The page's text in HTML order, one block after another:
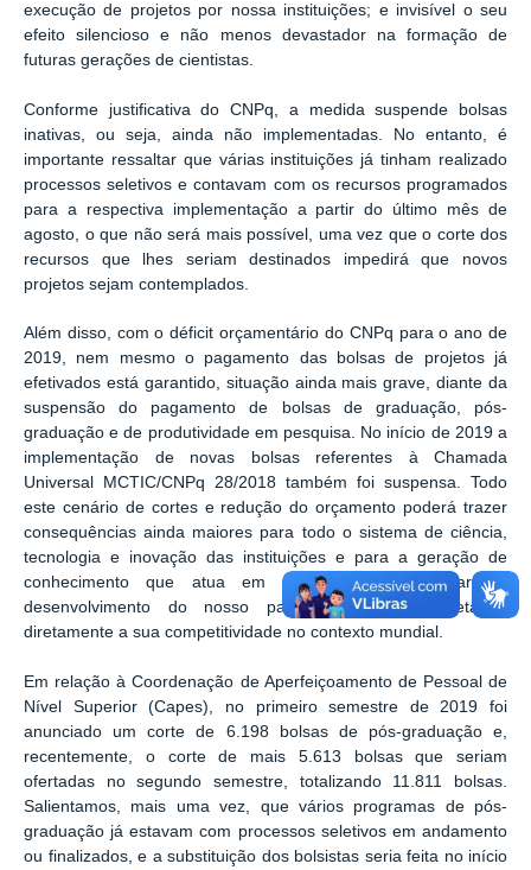
execução de projetos por nossa instituições; e invisível o seu
efeito silencioso e não menos devastador na formação de
futuras gerações de cientistas.
Conforme justificativa do CNPq, a medida suspende bolsas
inativas, ou seja, ainda não implementadas. No entanto, é
importante ressaltar que várias instituições já tinham realizado
processos seletivos e contavam com os recursos programados
para a respectiva implementação a partir do último mês de
agosto, o que não será mais possível, uma vez que o corte dos
recursos que lhes seriam destinados impedirá que novos
projetos sejam contemplados.
Além disso, com o déficit orçamentário do CNPq para o ano de
2019, nem mesmo o pagamento das bolsas de projetos já
efetivados está garantido, situação ainda mais grave, diante da
suspensão do pagamento de bolsas de graduação, pós-
graduação e de produtividade em pesquisa. No início de 2019 a
implementação de novas bolsas referentes à Chamada
Universal MCTIC/CNPq 28/2018 também foi suspensa. Todo
este cenário de cortes e redução do orçamento poderá trazer
consequências ainda maiores para todo o sistema de ciência,
tecnologia e inovação das instituições e para a geração de
conhecimento que atua em rede, o que retardará o
desenvolvimento do nosso país, sem dúvida, afetando
diretamente a sua competitividade no contexto mundial.
Em relação à Coordenação de Aperfeiçoamento de Pessoal de
Nível Superior (Capes), no primeiro semestre de 2019 foi
anunciado um corte de 6.198 bolsas de pós-graduação e,
recentemente, o corte de mais 5.613 bolsas que seriam
ofertadas no segundo semestre, totalizando 11.811 bolsas.
Salientamos, mais uma vez, que vários programas de pós-
graduação já estavam com processos seletivos em andamento
ou finalizados, e a substituição dos bolsistas seria feita no início